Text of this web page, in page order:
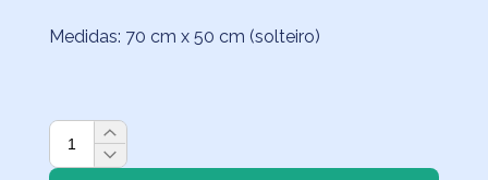
Medidas: 70 cm x 50 cm (solteiro)
Capa
de